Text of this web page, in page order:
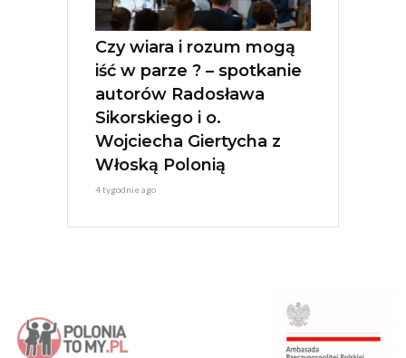
Czy wiara i rozum mogą
iść w parze ? – spotkanie
autorów Radosława
Sikorskiego i o.
Wojciecha Giertycha z
Włoską Polonią
4 tygodnie ago